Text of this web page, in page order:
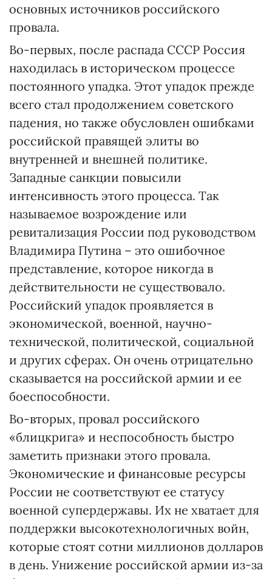
основных источников российского
провала.
Во-первых, после распада СССР Россия
находилась в историческом процессе
постоянного упадка. Этот упадок прежде
всего стал продолжением советского
падения, но также обусловлен ошибками
российской правящей элиты во
внутренней и внешней политике.
Западные санкции повысили
интенсивность этого процесса. Так
называемое возрождение или
ревитализация России под руководством
Владимира Путина – это ошибочное
представление, которое никогда в
действительности не существовало.
Российский упадок проявляется в
экономической, военной, научно-
технической, политической, социальной
и других сферах. Он очень отрицательно
сказывается на российской армии и ее
боеспособности.
Во-вторых, провал российского
«блицкрига» и неспособность быстро
заметить признаки этого провала.
Экономические и финансовые ресурсы
России не соответствуют ее статусу
военной супердержавы. Их не хватает для
поддержки высокотехнологичных войн,
которые стоят сотни миллионов долларов
в день. Унижение российской армии из-за